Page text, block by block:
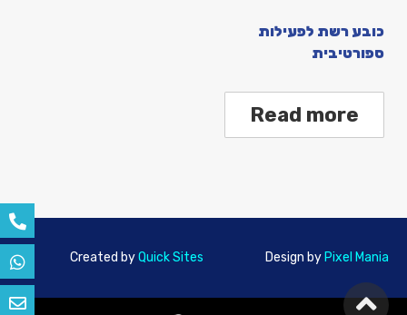
כובע רשת לפעילות
ספורטיבית
Read more
Design by Pixel Mania
Created byQuick Sites
גלילה